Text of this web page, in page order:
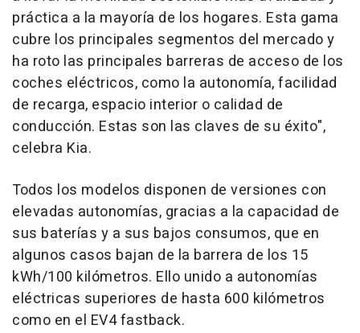
práctica a la mayoría de los hogares. Esta gama
cubre los principales segmentos del mercado y
ha roto las principales barreras de acceso de los
coches eléctricos, como la autonomía, facilidad
de recarga, espacio interior o calidad de
conducción. Estas son las claves de su éxito",
celebra Kia.
Todos los modelos disponen de versiones con
elevadas autonomías, gracias a la capacidad de
sus baterías y a sus bajos consumos, que en
algunos casos bajan de la barrera de los 15
kWh/100 kilómetros. Ello unido a autonomías
eléctricas superiores de hasta 600 kilómetros
como en el EV4 fastback.